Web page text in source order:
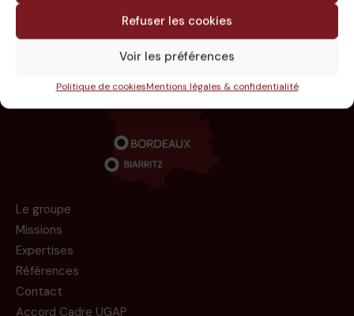
Refuser les cookies
Voir les préférences
Politique de cookiesMentions légales & confidentialité
Le groupe
Missions
Expertises
Références
Contact
Accord Cadre UGAP